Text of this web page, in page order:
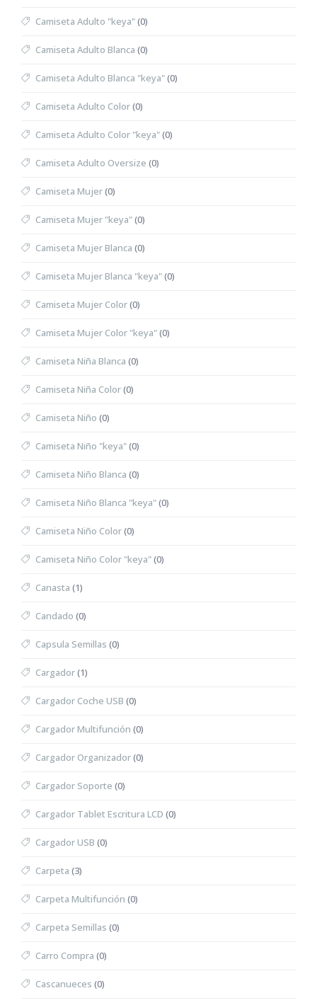
Camiseta Adulto "keya"(0)
Camiseta Adulto Blanca (0)
Camiseta Adulto Blanca "keya"(0)
Camiseta Adulto Color(0)
Camiseta Adulto Color "keya"(0)
Camiseta Adulto Oversize (0)
Camiseta Mujer(0)
Camiseta Mujer "keya"(0)
Camiseta Mujer Blanca (0)
Camiseta Mujer Blanca "keya"(0)
Camiseta Mujer Color(0)
Camiseta Mujer Color "keya"(0)
Camiseta Niña Blanca (0)
Camiseta Niña Color(0)
Camiseta Niño (0)
Camiseta Niño "keya"(0)
Camiseta Niño Blanca (0)
Camiseta Niño Blanca "keya"(0)
Camiseta Niño Color(0)
Camiseta Niño Color "keya"(0)
Canasta (1)
Candado (0)
Capsula Semillas (0)
Cargador(1)
Cargador Coche USB (0)
Cargador Multifunción (0)
Cargador Organizador(0)
Cargador Soporte (0)
Cargador Tablet Escritura LCD (0)
Cargador USB (0)
Carpeta (3)
Carpeta Multifunción (0)
Carpeta Semillas (0)
Carro Compra (0)
Cascanueces (0)